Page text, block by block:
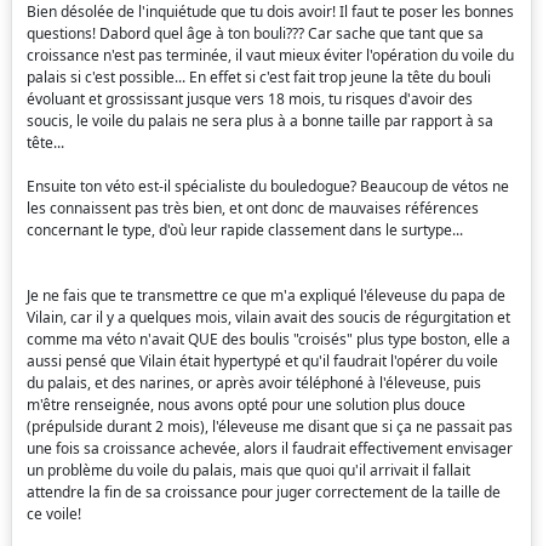
Bien désolée de l'inquiétude que tu dois avoir! Il faut te poser les bonnes
questions! Dabord quel âge à ton bouli??? Car sache que tant que sa
croissance n'est pas terminée, il vaut mieux éviter l'opération du voile du
palais si c'est possible... En effet si c'est fait trop jeune la tête du bouli
évoluant et grossissant jusque vers 18 mois, tu risques d'avoir des
soucis, le voile du palais ne sera plus à a bonne taille par rapport à sa
tête...
Ensuite ton véto est-il spécialiste du bouledogue? Beaucoup de vétos ne
les connaissent pas très bien, et ont donc de mauvaises références
concernant le type, d'où leur rapide classement dans le surtype...
Je ne fais que te transmettre ce que m'a expliqué l'éleveuse du papa de
Vilain, car il y a quelques mois, vilain avait des soucis de régurgitation et
comme ma véto n'avait QUE des boulis "croisés" plus type boston, elle a
aussi pensé que Vilain était hypertypé et qu'il faudrait l'opérer du voile
du palais, et des narines, or après avoir téléphoné à l'éleveuse, puis
m'être renseignée, nous avons opté pour une solution plus douce
(prépulside durant 2 mois), l'éleveuse me disant que si ça ne passait pas
une fois sa croissance achevée, alors il faudrait effectivement envisager
un problème du voile du palais, mais que quoi qu'il arrivait il fallait
attendre la fin de sa croissance pour juger correctement de la taille de
ce voile!